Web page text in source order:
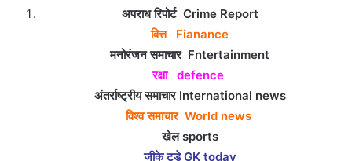
अपराध रिपोर्ट Crime Report
वित्त Fianance
मनोरंजन समाचार Fntertainment
रक्षा defence
अंतर्राष्ट्रीय समाचार International news
विश्व समाचार World news
खेल sports
जीके टुडे GK today